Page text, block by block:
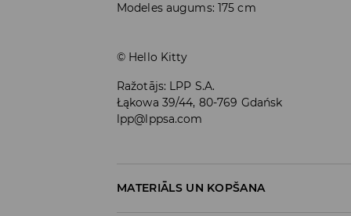
Modeles augums: 175 cm
© Hello Kitty
Ražotājs: LPP S.A.
Łąkowa 39/44, 80-769 Gdańsk
lpp@lppsa.com
MATERIĀLS UN KOPŠANA